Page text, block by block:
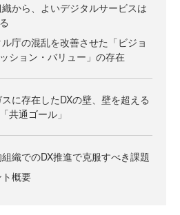
から、よいデジタルサービスは
庁の混乱を改善させた「ビジョ
ション・バリュー」の存在
に存在したDXの壁、壁を超える
共通ゴール」
織でのDX推進で克服すべき課題
概要